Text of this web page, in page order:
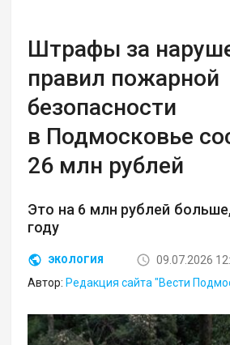
Штрафы за
правил пожарной
безопасности
в Подмосковье
26 млн рублей
Это на 6 млн рублей
году
ЭКОЛОГИЯ
09.07.2026
Автор: Редакция сайта "Вести